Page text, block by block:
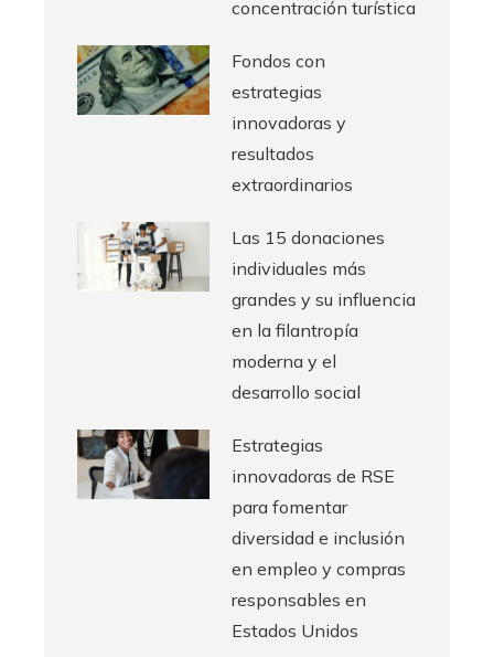
concentración turística
Fondos con
estrategias
innovadoras y
resultados
extraordinarios
Las 15 donaciones
individuales más
grandes y su influencia
en la filantropía
moderna y el
desarrollo social
Estrategias
innovadoras de RSE
para fomentar
diversidad e inclusión
en empleo y compras
responsables en
Estados Unidos